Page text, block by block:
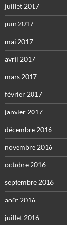
juillet 2017
juin 2017
mai 2017
avril 2017
mars 2017
février 2017
janvier 2017
décembre 2016
novembre 2016
octobre 2016
septembre 2016
août 2016
juillet 2016